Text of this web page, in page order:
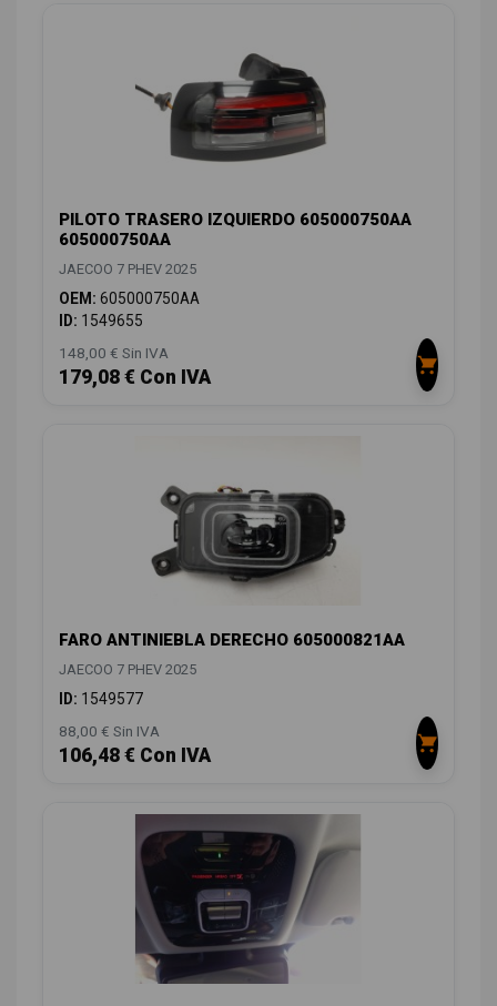
PILOTO TRASERO IZQUIERDO 605000750AA
605000750AA
JAECOO 7 PHEV 2025
OEM: 605000750AA
ID: 1549655
148,00 € Sin IVA
179,08 € Con IVA
FARO ANTINIEBLA DERECHO 605000821AA
JAECOO 7 PHEV 2025
ID: 1549577
88,00 € Sin IVA
106,48 € Con IVA